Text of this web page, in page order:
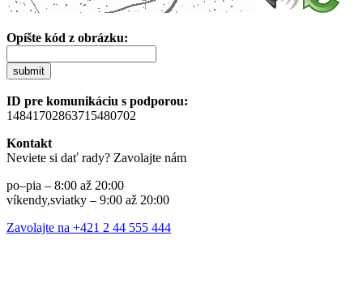
Opíšte kód z obrázku:
submit
ID pre komunikáciu s podporou:
14841702863715480702
Kontakt
Neviete si dať rady? Zavolajte nám
po–pia – 8:00 až 20:00
víkendy,sviatky – 9:00 až 20:00
Zavolajte na +421 2 44 555 444